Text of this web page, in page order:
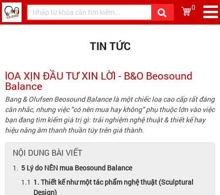
0
TIN TỨC
lOA XỊN ĐẦU TƯ XIN LỜI - B&O Beosound
Balance
Bang & Olufsen Beosound Balance là một chiếc loa cao cấp rất đáng
cân nhắc, nhưng việc "có nên mua hay không" phụ thuộc lớn vào việc
bạn đang tìm kiếm giá trị gì: trải nghiệm nghệ thuật & thiết kế hay
hiệu năng âm thanh thuần túy trên giá thành.
NỘI DUNG BÀI VIẾT
5 Lý do NÊN mua Beosound Balance
1. Thiết kế như một tác phẩm nghệ thuật (Sculptural
Design)